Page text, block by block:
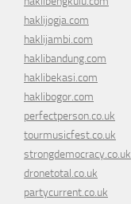
haklijogja.com
haklijambi.com
haklibandung.com
haklibekasi.com
haklibogor.com
perfectperson.co.uk
tourmusicfest.co.uk
strongdemocracy.co.uk
dronetotal.co.uk
partycurrent.co.uk